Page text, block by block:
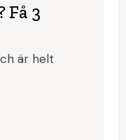
Få 3
är helt